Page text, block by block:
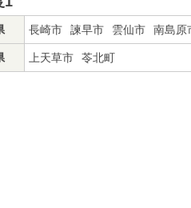
長崎市 諫早市 雲仙市 南島原
上天草市 苓北町